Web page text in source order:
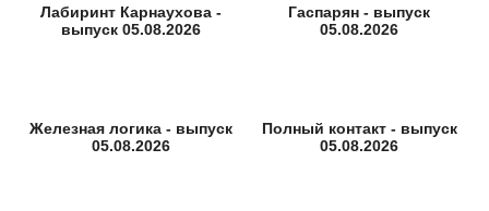
Лабиринт Карнаухова -
выпуск 05.08.2026
Гаспарян - выпуск
05.08.2026
Железная логика - выпуск
05.08.2026
Полный контакт - выпуск
05.08.2026